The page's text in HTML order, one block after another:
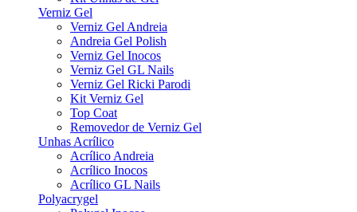
Verniz Gel
Verniz Gel Andreia
Andreia Gel Polish
Verniz Gel Inocos
Verniz Gel GL Nails
Verniz Gel Ricki Parodi
Kit Verniz Gel
Top Coat
Removedor de Verniz Gel
Unhas Acrílico
Acrílico Andreia
Acrílico Inocos
Acrílico GL Nails
Polyacrygel